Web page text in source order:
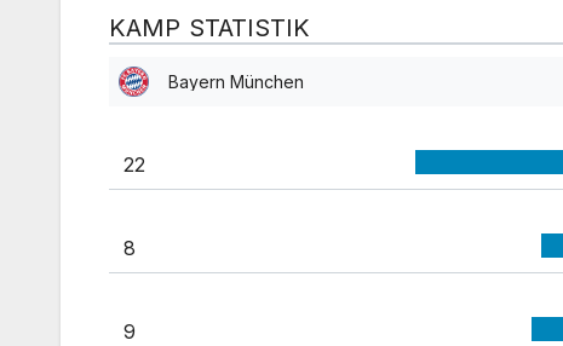
KAMP STATISTIK
Bayern München
22
8
9